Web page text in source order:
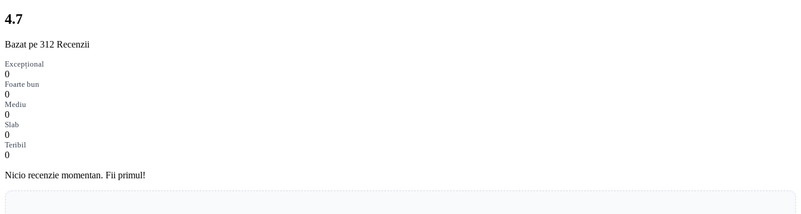
4.7
Bazat pe 312 Recenzii
Excepțional
0
Foarte bun
0
Mediu
0
Slab
0
Teribil
0
Nicio recenzie momentan. Fii primul!